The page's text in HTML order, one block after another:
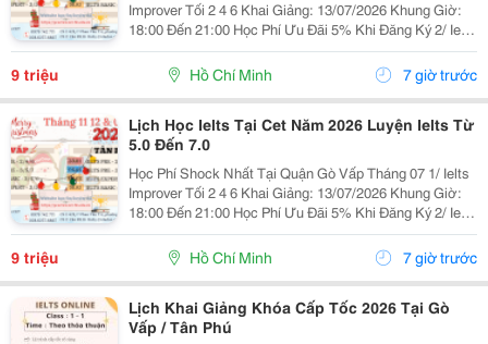
Improver Tối 2 4 6 Khai Giảng: 13/07/2026 Khung Giờ:
18:00 Đến 21:00 Học Phí Ưu Đãi 5% Khi Đăng Ký 2/ Ielts
Basic Tối 3 5 7 Khai Giảng: 07//07/2026 Khung Giờ:
18:00 Đến 21:00 ...
9 triệu Hồ Chí Minh 7 giờ trước
Lịch Học Ielts Tại Cet Năm 2026 Luyện Ielts Từ
5.0 Đến 7.0
Học Phí Shock Nhất Tại Quận Gò Vấp Tháng 07 1/ Ielts
Improver Tối 2 4 6 Khai Giảng: 13/07/2026 Khung Giờ:
18:00 Đến 21:00 Học Phí Ưu Đãi 5% Khi Đăng Ký 2/ Ielts
Basic Tối 3 5 7 Khai Giảng: 07//07/2026 Khung Giờ:
18:00 Đến 21:00 ...
9 triệu Hồ Chí Minh 7 giờ trước
Lịch Khai Giảng Khóa Cấp Tốc 2026 Tại Gò
Vấp / Tân Phú